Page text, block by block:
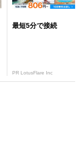
最短5分で接続
PR LotusFlare Inc